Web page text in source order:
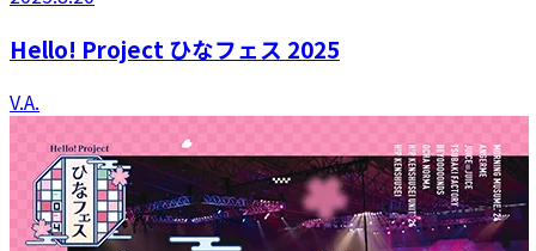
Hello! Project ひなフェス 2025
V.A.